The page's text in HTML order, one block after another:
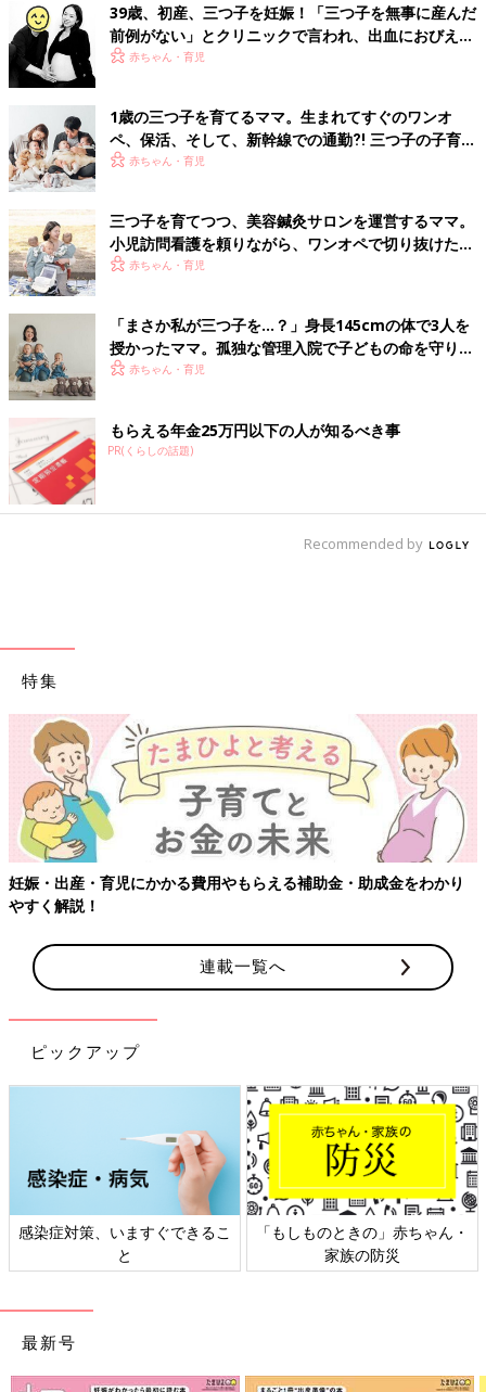
39歳、初産、三つ子を妊娠！「三つ子を無事に産んだ
前例がない」とクリニックで言われ、出血におびえる
日々…【桑子英里アナ・インタビュー】
赤ちゃん・育児
1歳の三つ子を育てるママ。生まれてすぐのワンオ
ペ、保活、そして、新幹線での通勤⁈ 三つ子の子育て
のリアル【多胎育児体験談】
赤ちゃん・育児
三つ子を育てつつ、美容鍼灸サロンを運営するママ。
小児訪問看護を頼りながら、ワンオペで切り抜けた赤
ちゃん育児！【多胎インタビュー・後編】
赤ちゃん・育児
「まさか私が三つ子を…？」身長145cmの体で3人を
授かったママ。孤独な管理入院で子どもの命を守り抜
いた！【多胎インタビュー・前編】
赤ちゃん・育児
もらえる年金25万円以下の人が知るべき事
PR(くらしの話題)
Recommended by
特集
・助成金をわかり 【ワクチン接種できるものも】妊婦の感染症
連載一覧へ
ピックアップ
ものときの」赤ちゃん・
日本外来小児科学会リーフレッ
ト検討会
六星
最新号